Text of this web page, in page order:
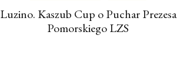
Luzino. Kaszub Cup o Puchar Prezesa
Pomorskiego LZS